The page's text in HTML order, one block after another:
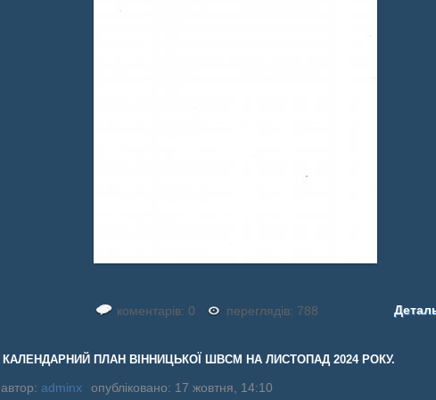
коментарів: 0 переглядів: 788
КАЛЕНДАРНИЙ ПЛАН ВІННИЦЬКОЇ ШВСМ НА ЛИСТОПАД 2024 РОКУ.
автор: adminx опубліковано: 17 жовтня, 14:10